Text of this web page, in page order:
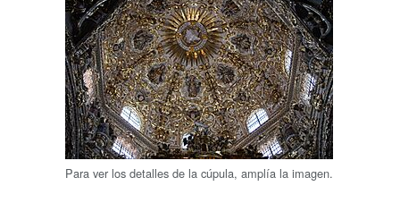
Para ver los detalles de la cúpula, amplía la imagen.